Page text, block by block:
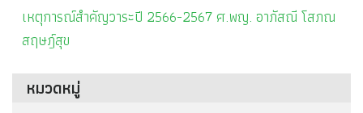
เหตุการณ์สำคัญวาระปี 2566-2567 ศ.พญ. อาภัสณี โสภณ
สฤษฎ์สุข
หมวดหมู่